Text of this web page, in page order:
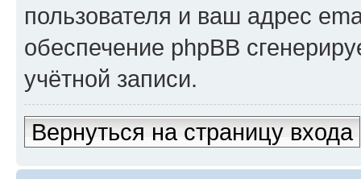
пользователя и ваш адрес
обеспечение phpBB
учётной записи.
Вернуться на страницу входа